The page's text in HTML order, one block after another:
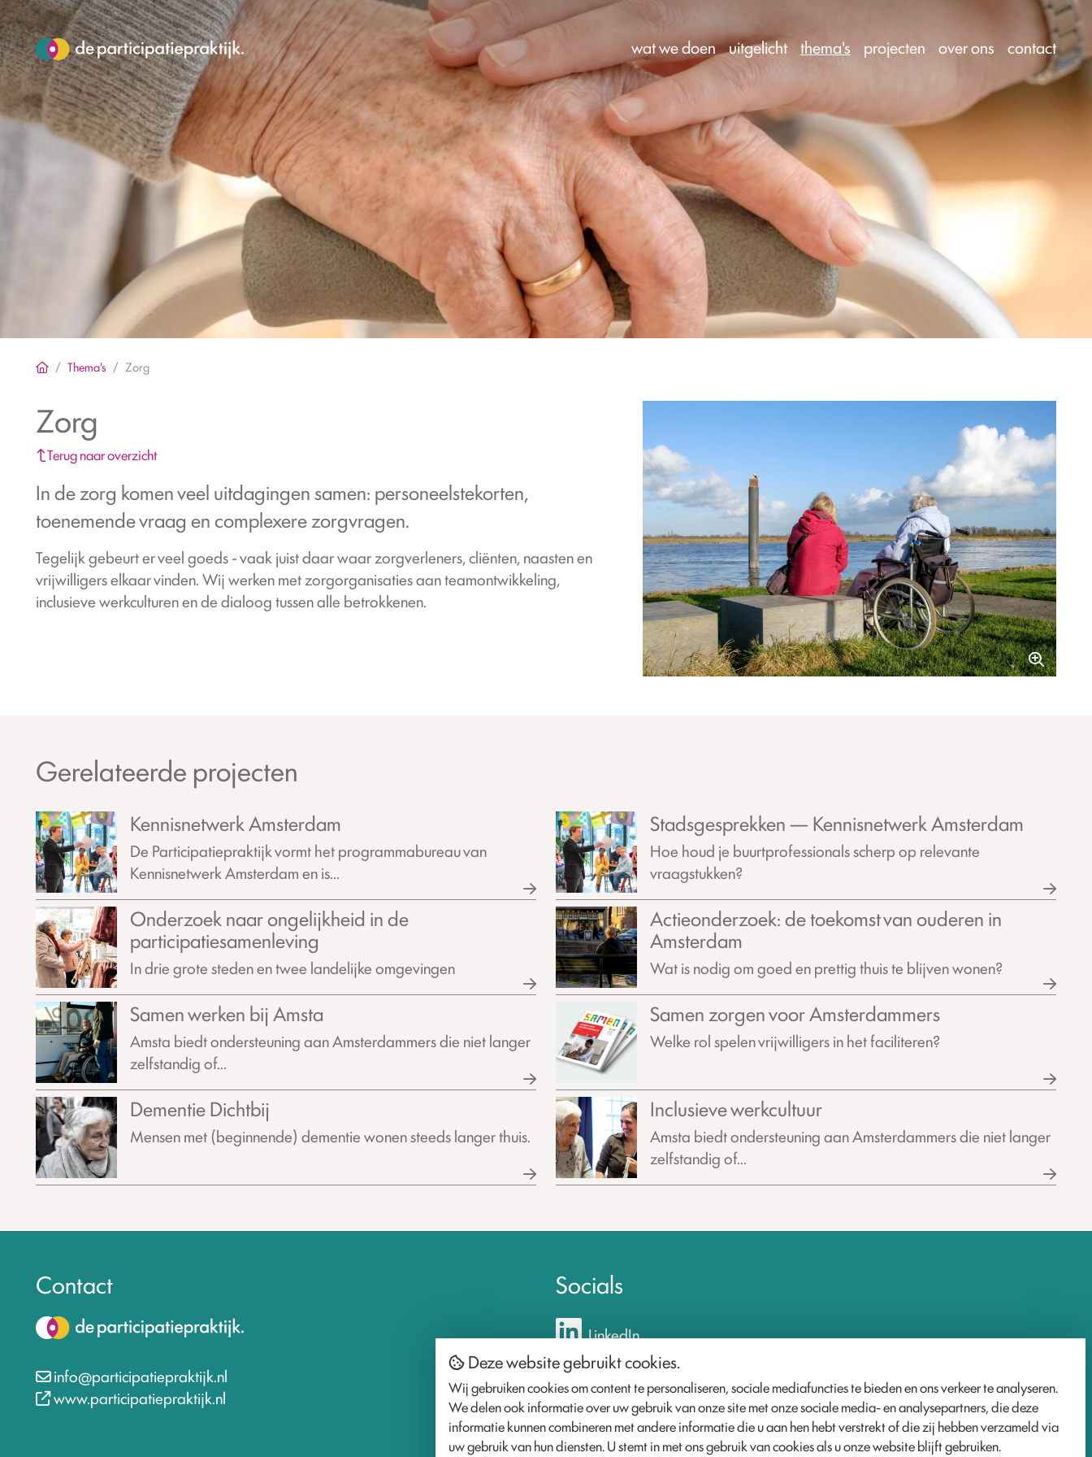
wat we doen uitgelicht thema's projecten over ons contact
Thema's Zorg
Zorg
Terug naar overzicht
In de zorg komen veel uitdagingen samen: personeelstekorten,
toenemende vraag en complexere zorgvragen.
Tegelijk gebeurt er veel goeds - vaak juist daar waar zorgverleners, cliënten, naasten en
vrijwilligers elkaar vinden. Wij werken met zorgorganisaties aan teamontwikkeling,
inclusieve werkculturen en de dialoog tussen alle betrokkenen.
Gerelateerde projecten
Kennisnetwerk Amsterdam
De Participatiepraktijk vormt het programmabureau van
Kennisnetwerk Amsterdam en is...
Onderzoek naar ongelijkheid in de
participatiesamenleving
In drie grote steden en twee landelijke omgevingen
Samen werken bij Amsta
Amsta biedt ondersteuning aan Amsterdammers die niet langer
zelfstandig of...
Dementie Dichtbij
Mensen met (beginnende) dementie wonen steeds langer thuis.
Stadsgesprekken — Kennisnetwerk Amsterdam
Hoe houd je buurtprofessionals scherp op relevante
vraagstukken?
Actieonderzoek: de toekomst van ouderen in
Amsterdam
Wat is nodig om goed en prettig thuis te blijven wonen?
Samen zorgen voor Amsterdammers
Welke rol spelen vrijwilligers in het faciliteren?
Inclusieve werkcultuur
Amsta biedt ondersteuning aan Amsterdammers die niet langer
zelfstandig of...
Contact
info@participatiepraktijk.nl
www.participatiepraktijk.nl
Socials
LinkedIn
Deze website gebruikt cookies.
Wij gebruiken cookies om content te personaliseren, sociale mediafuncties te bieden en ons verkeer te analyseren.
We delen ook informatie over uw gebruik van onze site met onze sociale media- en analysepartners, die deze
informatie kunnen combineren met andere informatie die u aan hen hebt verstrekt of die zij hebben verzameld via
uw gebruik van hun diensten. U stemt in met ons gebruik van cookies als u onze website blijft gebruiken.